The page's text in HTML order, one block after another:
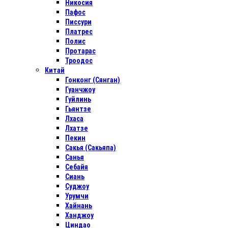
Никосия
Пафос
Писсури
Платрес
Полис
Протарас
Троодос
Китай
Гонконг (Сянган)
Гуанчжоу
Гуйлинь
Гьянтзе
Лхаса
Лхатзе
Пекин
Сакья (Сакьяпа)
Санья
Себайя
Сиань
Суджоу
Урумчи
Хайнань
Ханджоу
Циндао